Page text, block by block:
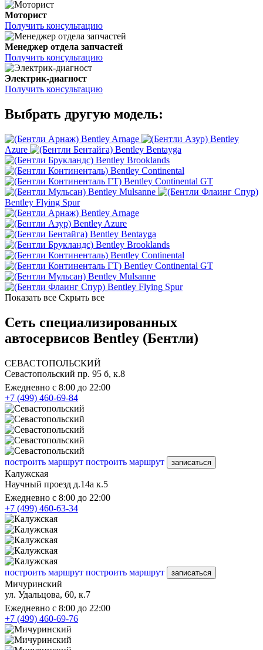
Моторист
Получить консультацию
Менеджер отдела запчастей
Получить консультацию
Электрик-диагност
Получить консультацию
Выбрать другую модель:
Bentley Arnage
Bentley
Azure
Bentley Bentayga
Bentley Brooklands
Bentley Continental
Bentley Continental GT
Bentley Mulsanne
Bentley Flying Spur
Bentley Arnage
Bentley Azure
Bentley Bentayga
Bentley Brooklands
Bentley Continental
Bentley Continental GT
Bentley Mulsanne
Bentley Flying Spur
Показать все Скрыть все
Сеть специализированных
автосервисов Bentley (Бентли)
СЕВАСТОПОЛЬСКИЙ
Севастопольский пр. 95 б, к.8
Ежедневно с 8:00 до 22:00
+7 (499) 460-69-84
построить маршрут построить маршрут записаться
Калужская
Научный проезд д.14а к.5
Ежедневно с 8:00 до 22:00
+7 (499) 460-63-34
построить маршрут построить маршрут записаться
Мичуринский
ул. Удальцова, 60, к.7
Ежедневно с 8:00 до 22:00
+7 (499) 460-69-76